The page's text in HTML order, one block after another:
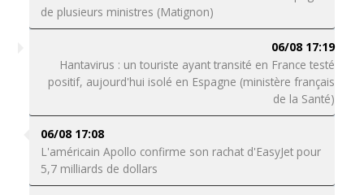
de plusieurs ministres (Matignon)
06/08 17:19
Hantavirus : un touriste ayant transité en France testé
positif, aujourd'hui isolé en Espagne (ministère français
de la Santé)
06/08 17:08
L'américain Apollo confirme son rachat d'EasyJet pour
5,7 milliards de dollars